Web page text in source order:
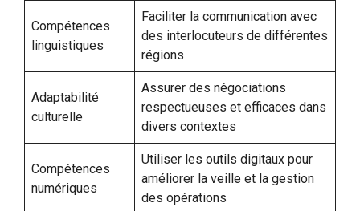
Compétences
linguistiques
Faciliter la communication avec
des interlocuteurs de différentes
régions
Adaptabilité
culturelle
Assurer des négociations
respectueuses et efficaces dans
divers contextes
Compétences
numériques
Utiliser les outils digitaux pour
améliorer la veille et la gestion
des opérations